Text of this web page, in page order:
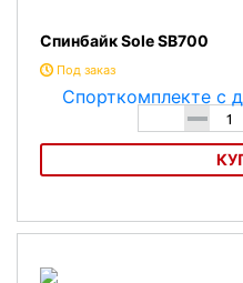
Спинбайк Sole SB700
Под заказ
-
Спинбайк Sole SB700